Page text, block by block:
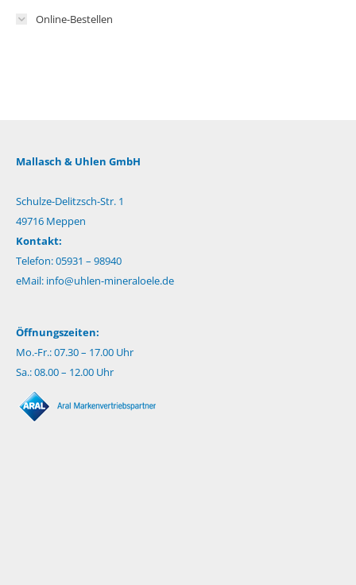
Online-Bestellen
Mallasch & Uhlen GmbH
Schulze-Delitzsch-Str. 1
49716 Meppen
Kontakt:
Telefon: 05931 – 98940
eMail: info@uhlen-mineraloele.de
Öffnungszeiten:
Mo.-Fr.: 07.30 – 17.00 Uhr
Sa.: 08.00 – 12.00 Uhr